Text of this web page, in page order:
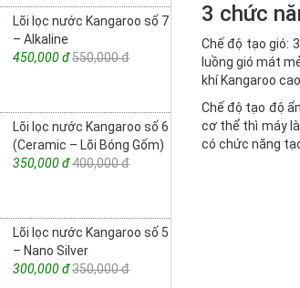
3 chức
Chế độ tạo gió:
luồng gió mát
khí Kangaroo
Chế độ tạo độ
cơ thể thì máy
có chức năng
Lõi lọc nước Kangaroo số 7
– Alkaline
450,000 đ550,000 đ
Lõi lọc nước Kangaroo số 6
(Ceramic – Lõi Bóng Gốm)
350,000 đ400,000 đ
Lõi lọc nước Kangaroo số 5
– Nano Silver
300,000 đ350,000 đ